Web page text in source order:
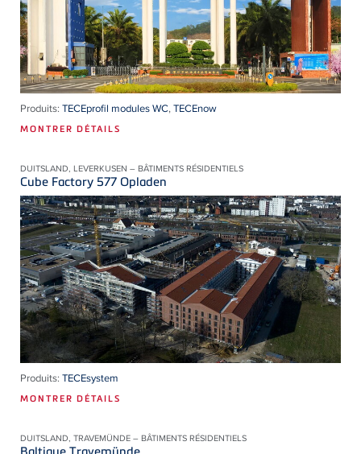
Produits: TECEprofil modules WC,TECEnow
MONTRER DÉTAILS
DUITSLAND, LEVERKUSEN – BÂTIMENTS RÉSIDENTIELS
Cube Factory 577 Opladen
Produits: TECEsystem
MONTRER DÉTAILS
DUITSLAND, TRAVEMÜNDE – BÂTIMENTS RÉSIDENTIELS
Baltique Travemünde